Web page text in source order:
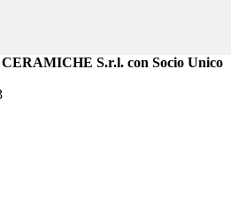
S.r.l. con Socio Unico